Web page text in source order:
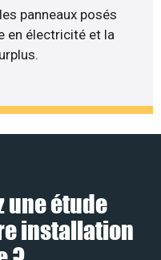
panneaux posés
en électricité et la
une étude
installation